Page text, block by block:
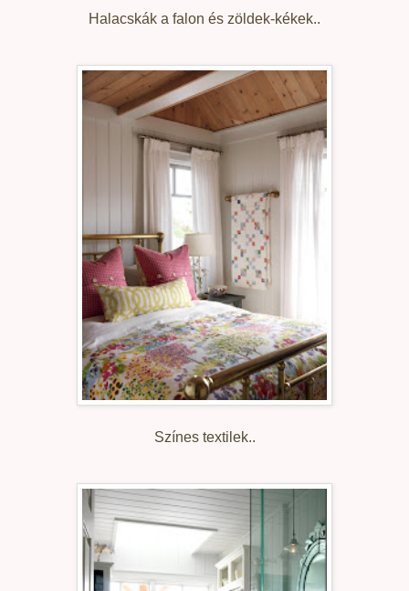
Halacskák a falon és zöldek-kékek..
Színes textilek..